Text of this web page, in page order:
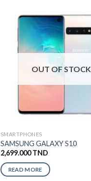
OUT OF STOCK
SMARTPHONES
SAMSUNG GALAXY S10
2,699.000TND
READ MORE